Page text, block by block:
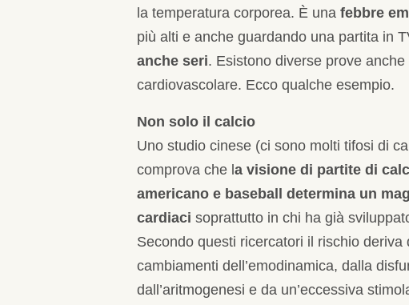
la temperatura corporea. È una febbre
più alti e anche guardando una partita in
anche seri. Esistono diverse prove
cardiovascolare. Ecco qualche esempio.
Non solo il calcio
Uno studio cinese (ci sono molti tifosi di
comprova che l a visione di partite di
americano e baseball determina un
cardiaci soprattutto in chi ha già
Secondo questi ricercatori il rischio deriva
cambiamenti dell’emodinamica, dalla
dall’aritmogenesi e da un’eccessiva